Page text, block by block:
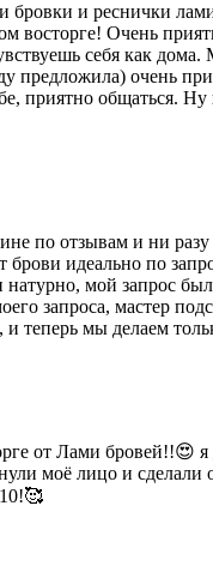
бровки и реснички
восторге! Очень
себя как дома.
предложила) очень
приятно общаться.
по отзывам и ни
брови идеально по
натурно, мой запрос
запроса, мастер
теперь мы делаем
от Лами бровей!!😍 я
моё лицо и сделали